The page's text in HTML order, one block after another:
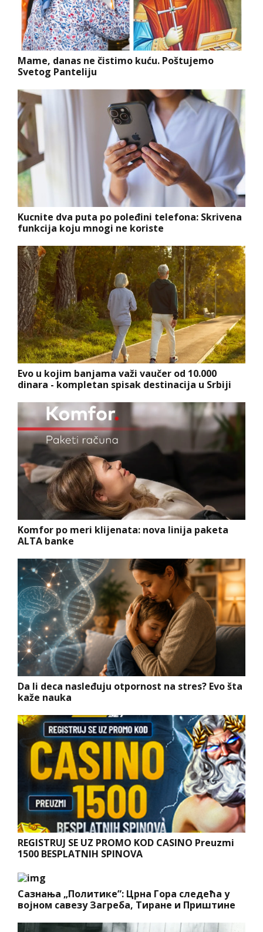
Mame, danas ne čistimo kuću. Poštujemo
Svetog Panteliju
Kucnite dva puta po poleđini telefona: Skrivena
funkcija koju mnogi ne koriste
Evo u kojim banjama važi vaučer od 10.000
dinara - kompletan spisak destinacija u Srbiji
Komfor po meri klijenata: nova linija paketa
ALTA banke
Da li deca nasleđuju otpornost na stres? Evo šta
kaže nauka
REGISTRUJ SE UZ PROMO KOD CASINO Preuzmi
1500 BESPLATNIH SPINOVA
Сазнања „Политике”: Црна Гора следећа у
војном савезу Загреба, Тиране и Приштине